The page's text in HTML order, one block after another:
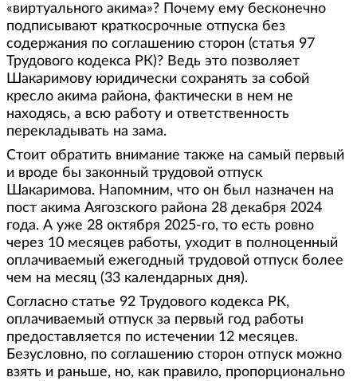
«виртуального акима»? Почему ему бесконечно
подписывают краткосрочные отпуска без
содержания по соглашению сторон (статья 97
Трудового кодекса РК)? Ведь это позволяет
Шакаримову юридически сохранять за собой
кресло акима района, фактически в нем не
находясь, а всю работу и ответственность
перекладывать на зама.
Стоит обратить внимание также на самый первый
и вроде бы законный трудовой отпуск
Шакаримова. Напомним, что он был назначен на
пост акима Аягозского района 28 декабря 2024
года. А уже 28 октября 2025-го, то есть ровно
через 10 месяцев работы, уходит в полноценный
оплачиваемый ежегодный трудовой отпуск более
чем на месяц (33 календарных дня).
Согласно статье 92 Трудового кодекса РК,
оплачиваемый отпуск за первый год работы
предоставляется по истечении 12 месяцев.
Безусловно, по соглашению сторон отпуск можно
взять и раньше, но, как правило, пропорционально